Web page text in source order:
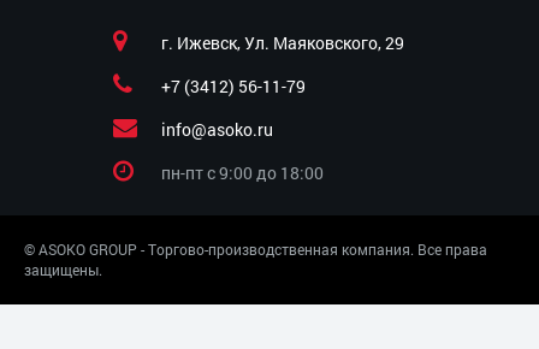
г. Ижевск, Ул. Маяковского, 29
+7 (3412) 56-11-79
info@asoko.ru
пн-пт c 9:00 до 18:00
© ASOKO GROUP - Торгово-производственная компания. Все права
защищены.